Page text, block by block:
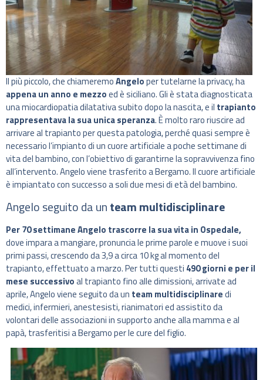
Il più piccolo, che chiameremoAngeloper tutelarne la privacy, ha
appena un anno e mezzoed è siciliano. Gli è stata diagnosticata
una miocardiopatia dilatativa subito dopo la nascita, e il trapianto
rappresentava la sua unica speranza. È molto raro riuscire ad
arrivare al trapianto per questa patologia, perché quasi sempre è
necessario l’impianto di un cuore artificiale a poche settimane di
vita del bambino, con l’obiettivo di garantirne la sopravvivenza fino
all’intervento. Angelo viene trasferito a Bergamo. Il cuore artificiale
è impiantato con successo a soli due mesi di età del bambino.
Angelo seguito da unteam multidisciplinare
Per 70 settimane Angelo trascorre la sua vita in Ospedale,
dove impara a mangiare, pronuncia le prime parole e muove i suoi
primi passi, crescendo da 3,9 a circa 10 kg al momento del
trapianto, effettuato a marzo. Per tutti questi 490 giorni e per il
mese successivoal trapianto fino alle dimissioni, arrivate ad
aprile, Angelo viene seguito da un team multidisciplinaredi
medici, infermieri, anestesisti, rianimatori ed assistito da
volontari delle associazioni in supporto anche alla mamma e al
papà, trasferitisi a Bergamo per le cure del figlio.